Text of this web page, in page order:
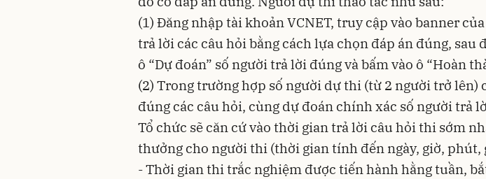
(1) Đăng nhập tài khoản VCNET, truy cập vào banner
trả lời các câu hỏi bằng cách lựa chọn đáp án đúng, sau
ô “Dự đoán” số người trả lời đúng và bấm vào ô “Hoàn
(2) Trong trường hợp số người dự thi (từ 2 người trở lên)
đúng các câu hỏi, cùng dự đoán chính xác số người trả
Tổ chức sẽ căn cứ vào thời gian trả lời câu hỏi thi sớm
thưởng cho người thi (thời gian tính đến ngày, giờ, phút,
- Thời gian thi trắc nghiệm được tiến hành hằng tuần,